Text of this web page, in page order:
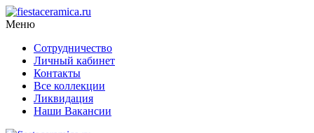
Меню
Сотрудничество
Личный кабинет
Контакты
Все коллекции
Ликвидация
Наши Вакансии